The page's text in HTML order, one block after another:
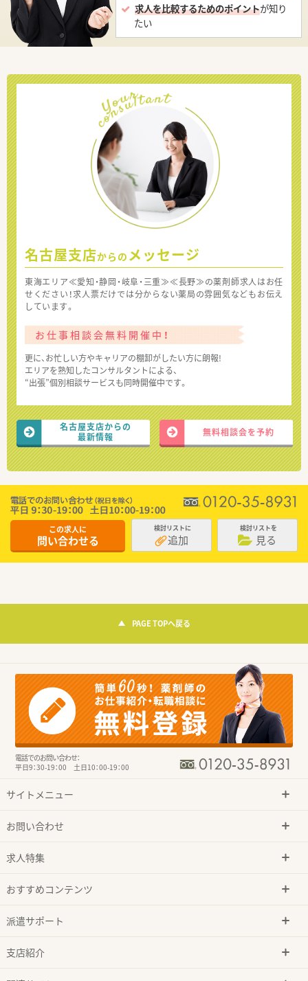
求人を比較するためのポイントが知り
たい
名古屋支店からの メッセージ
東海エリア≪愛知・静岡・岐阜・三重≫≪長野≫の薬剤師求人はお任
せください！求人票だけでは分からない薬局の雰囲気などもお伝え
しています。
お仕事相談会無料開催中！
更に、お忙しい方やキャリアの棚卸がしたい方に朗報!
エリアを熟知したコンサルタントによる、
“出張”個別相談サービスも同時開催中です。
名古屋支店からの
最新情報
無料相談会を予約
この求人に
問い合わせる
検討リストに
追加
検討リストを
見る
PAGE TOPへ戻る
電話でのお問い合わせ：
平日9：30-19：00 土日10：00-19：00
サイトメニュー
お問い合わせ
求人特集
おすすめコンテンツ
派遣サポート
支店紹介